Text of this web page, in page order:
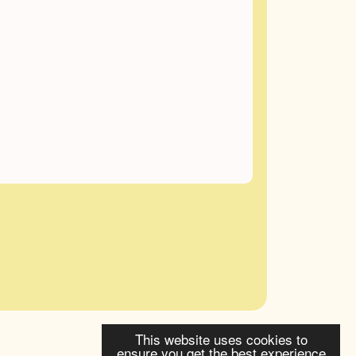
This website uses cookies to